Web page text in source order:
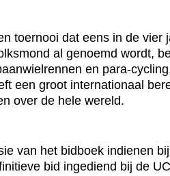
toernooi dat eens in de
al genoemd wordt,
en para-
een groot internationaal
over de hele wereld.
van het bidboek indienen
bid ingediend bij de